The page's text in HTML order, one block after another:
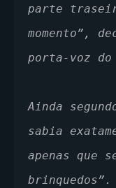
parte
momento”,
porta-voz
Ainda
sabia
apenas que
brinquedos”.